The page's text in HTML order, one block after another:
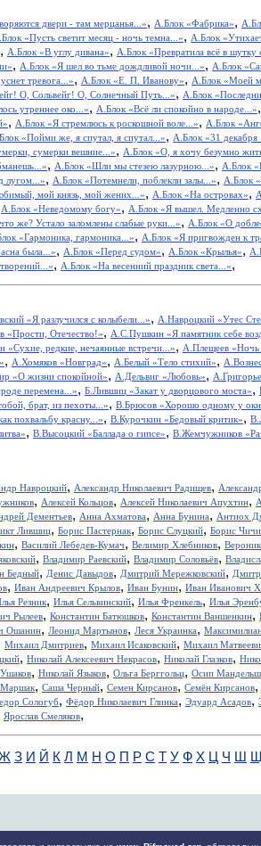
двери - там мерцанья...», А.Блок «Фабрика»,
«Пусть светит месяц - ночь темна...», А.Блок
, А.Блок «В углу дивана», А.Блок «Превратила всё в шутку
, А.Блок «Я шел во тьме дождливой ночи...», А.Блок
тревога...», А.Блок «Е. П. Иванову», А.Блок «Моей
О, Сольвейг! О, Солнечный Путь...», А.Блок
утреннее око...», А.Блок «Всё ли спокойно в народе...»,
, А.Блок «Я стремлюсь к роскошной воле...», А.Блок
«Пойми же, я спутал, я спутал...», А.Блок «31 декабря
сумерки вешние...», А.Блок «О, я хочу безумно
, А.Блок «Шли мы стезею лазурною...», А.Блок
лугом...», А.Блок «Потемнели, поблекли залы...», А.Блок
мой князь, мой жених...», А.Блок «На островах»,
А.Блок «Неведомому богу», А.Блок «Я вышел. Медленно
же? Устало заломлены слабые руки...», А.Блок «О
«Гармоника, гармоника...», А.Блок «Я пригвожден к
была...», А.Блок «Перед судом», А.Блок «Крылья»,
, А.Блок «На весенний праздник света...»,
«Я разлучился с колыбели...», А.Навроцкий «Утес
«Прости, Отечество!», А.С.Пушкин «Я памятник себе
«Сухие, редкие, нечаянные встречи...», А.Плещеев «Ночь
, А.Хомяков «Новград», А.Белый «Тело стихий»,
«О жизни спокойной», А.Дельвиг «Любовь»,
перемена...», Б.Лившиц «Закат у дворцового моста»,
брат, из пехоты...», В.Брюсов «Хорошо одному у
похвальбу красну...», В.Курочкин «Бедовый критик»,
, В.Высоцкий «Баллада о гипсе», В.Жемчужников
Навроцкий, Александр Николаевич Радищев,
, Алексей Кольцов, Алексей Николаевич Апухтин,
Дементьев, Анна Ахматова, Анна Бунина, Антиох
Лившиц, Борис Пастернак, Борис Слуцкий, Борис
, Василий Лебедев-Кумач, Велимир Хлебников,
, Владимир Раевский, Владимир Соловьёв,
Бедный, Денис Давыдов, Дмитрий Мережковский,
, Иван Андреевич Крылов, Иван Бунин, Иван Иванович
Резник, Илья Сельвинский, Илья Френкель, Илья
Рылеев, Константин Батюшков, Константин Ваншенкин,
Ошанин, Леонид Мартынов, Леся Украинка,
Михаил Дмитриев, Михаил Исаковский, Михаил
, Николай Алексеевич Некрасов, Николай Глазков,
, Николай Языков, Ольга Берггольц, Осип
Маршак, Саша Черный, Семен Кирсанов, Семён Кирсанов,
Сологуб, Фёдор Николаевич Глинка, Эдуард Асадов,
Ярослав Смеляков,
З И Й К Л М Н О П Р С Т У Ф Х Ц Ч Ш